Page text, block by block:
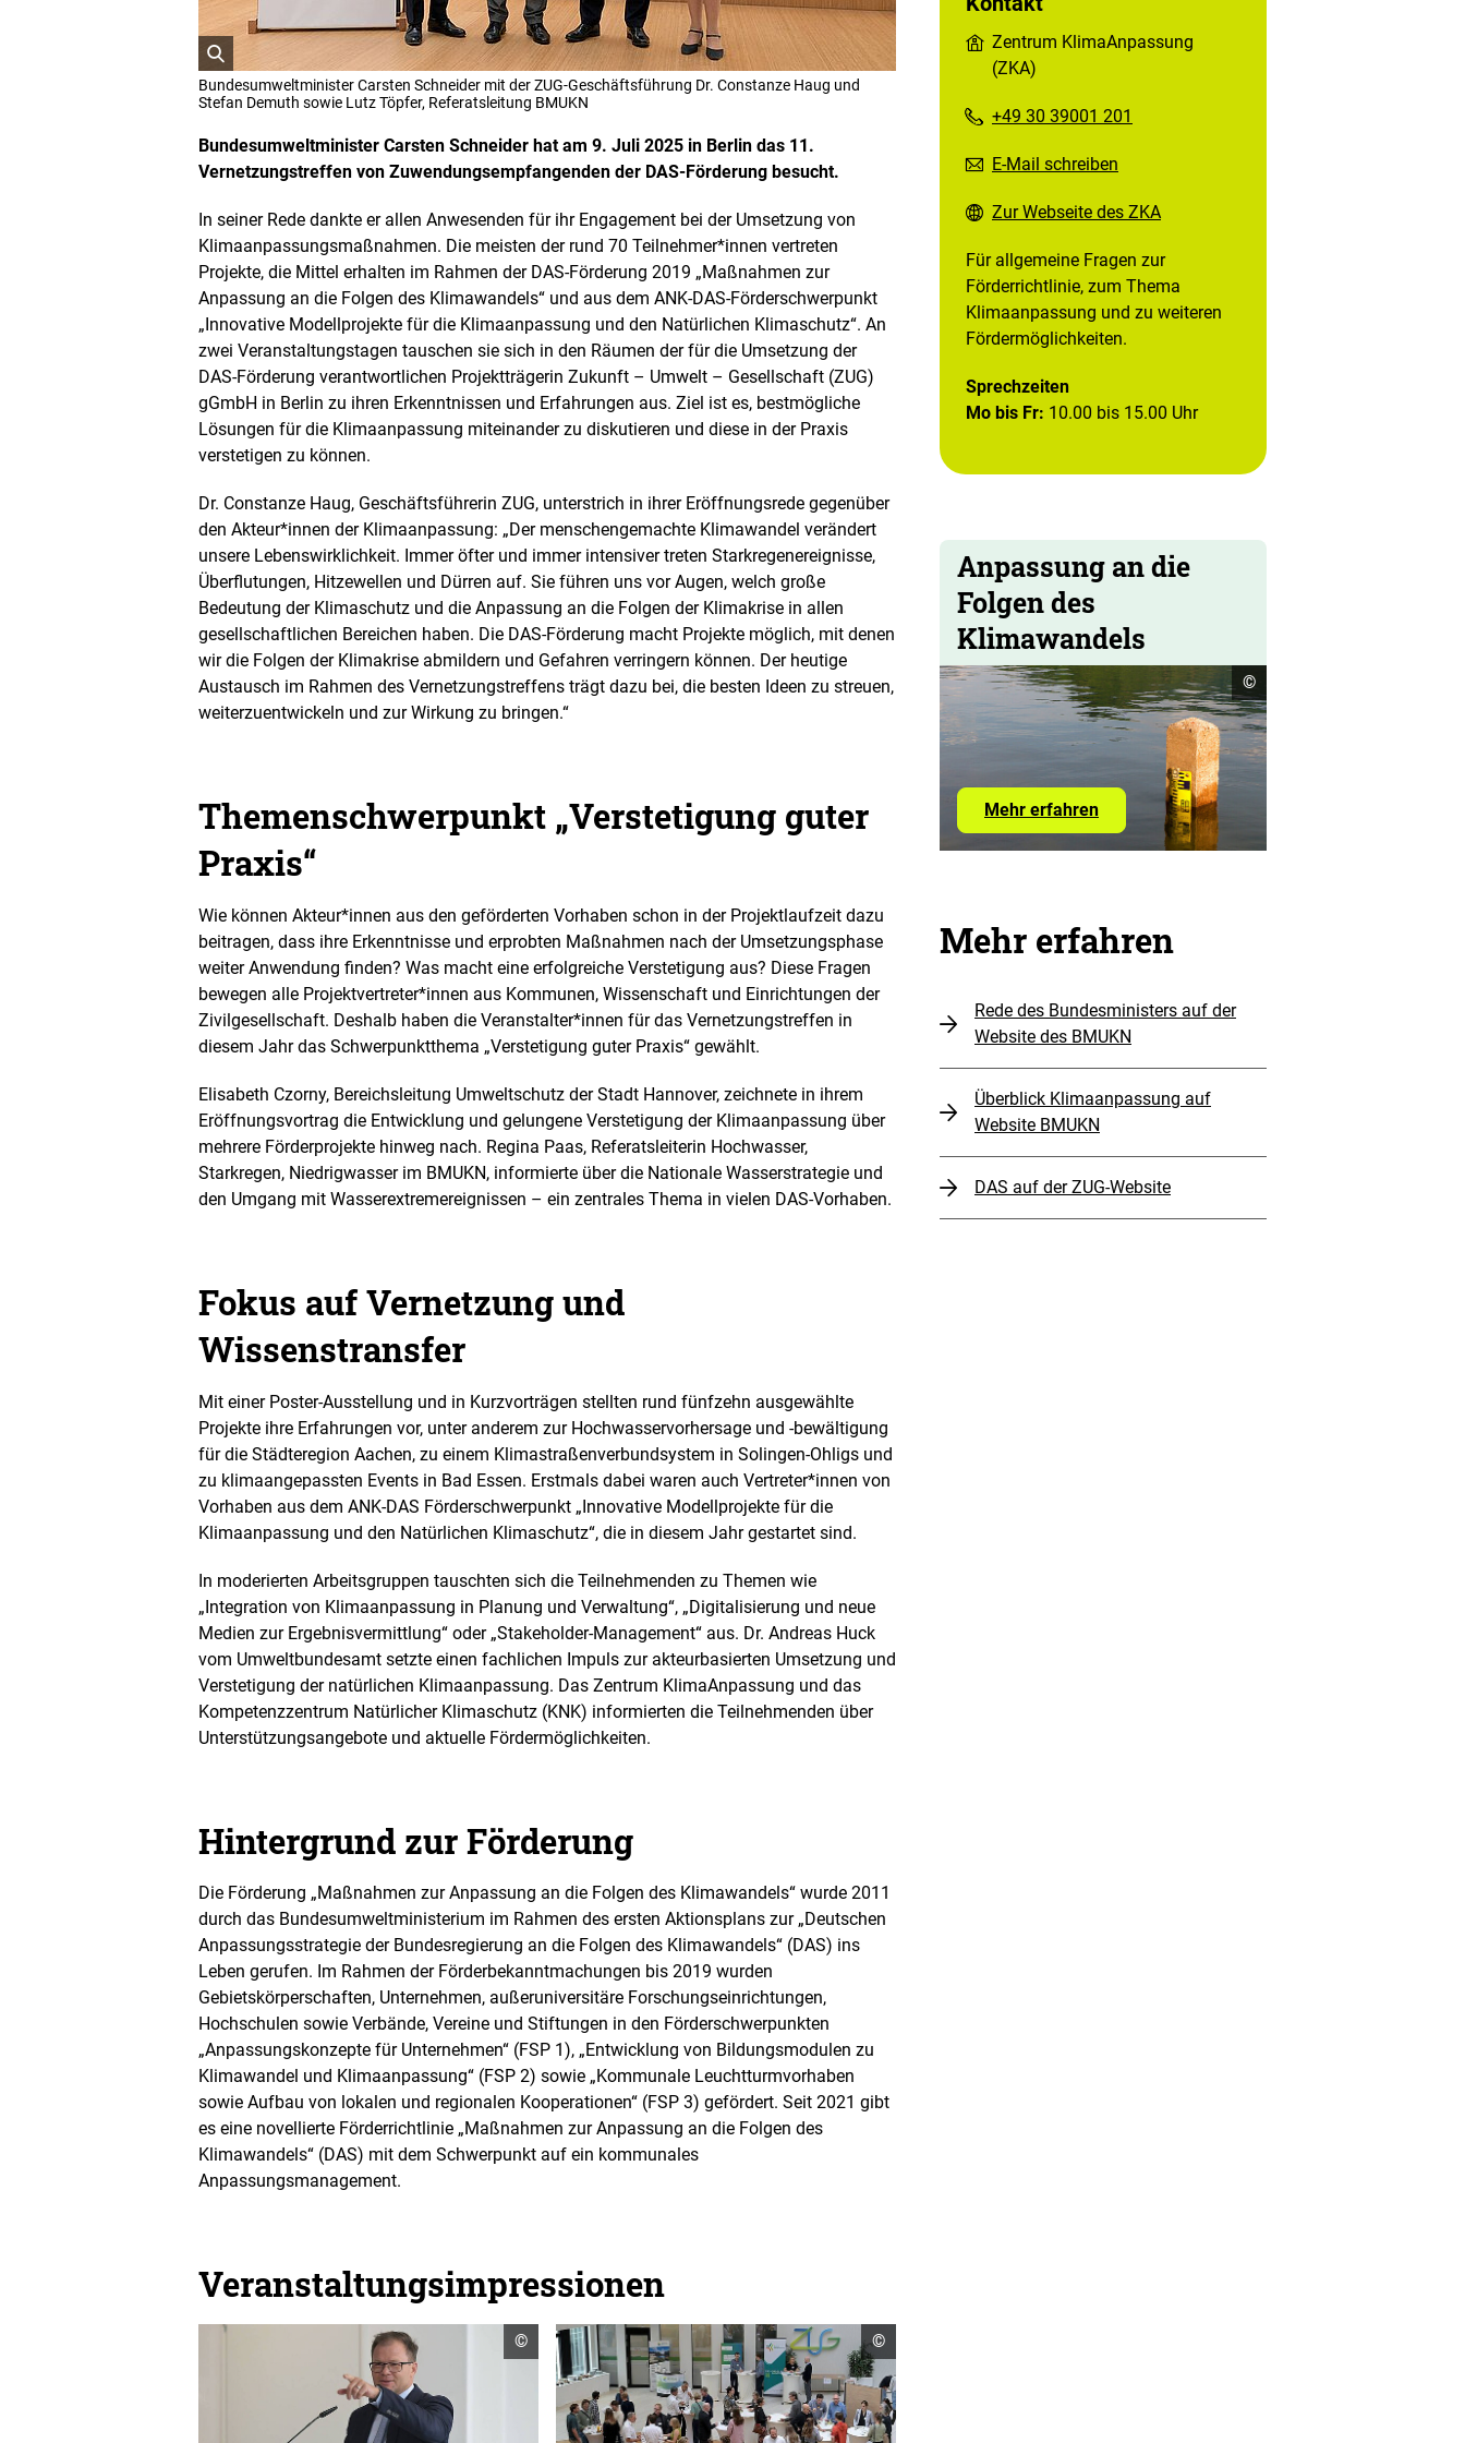
ö
f
n
e
t
i
l
d
n
e
i
n
r
v
e
g
r
ö
ß
e
r
t
e
n
D
r
l
u
n
o
n
Bundesumweltminister Carsten Schneider mit der ZUG-Geschäftsführung Dr. Constanze Haug und
Stefan Demuth sowie Lutz Töpfer, Referatsleitung BMUKN
Bundesumweltminister Carsten Schneider hat am 9. Juli 2025 in Berlin das 11.
Vernetzungstreffen von Zuwendungsempfangenden der DAS-Förderung besucht.
In seiner Rede dankte er allen Anwesenden für ihr Engagement bei der Umsetzung von
Klimaanpassungsmaßnahmen. Die meisten der rund 70 Teilnehmer*innen vertreten
Projekte, die Mittel erhalten im Rahmen der DAS-Förderung 2019 „Maßnahmen zur
Anpassung an die Folgen des Klimawandels“ und aus dem ANK-DAS-Förderschwerpunkt
„Innovative Modellprojekte für die Klimaanpassung und den Natürlichen Klimaschutz“. An
zwei Veranstaltungstagen tauschen sie sich in den Räumen der für die Umsetzung der
DAS-Förderung verantwortlichen Projektträgerin Zukunft – Umwelt – Gesellschaft (ZUG)
gGmbH in Berlin zu ihren Erkenntnissen und Erfahrungen aus. Ziel ist es, bestmögliche
Lösungen für die Klimaanpassung miteinander zu diskutieren und diese in der Praxis
verstetigen zu können.
Dr. Constanze Haug, Geschäftsführerin ZUG, unterstrich in ihrer Eröffnungsrede gegenüber
den Akteur*innen der Klimaanpassung: „Der menschengemachte Klimawandel verändert
unsere Lebenswirklichkeit. Immer öfter und immer intensiver treten Starkregenereignisse,
Überflutungen, Hitzewellen und Dürren auf. Sie führen uns vor Augen, welch große
Bedeutung der Klimaschutz und die Anpassung an die Folgen der Klimakrise in allen
gesellschaftlichen Bereichen haben. Die DAS-Förderung macht Projekte möglich, mit denen
wir die Folgen der Klimakrise abmildern und Gefahren verringern können. Der heutige
Austausch im Rahmen des Vernetzungstreffens trägt dazu bei, die besten Ideen zu streuen,
weiterzuentwickeln und zur Wirkung zu bringen.“
Themenschwerpunkt „Verstetigung guter
Praxis“
Wie können Akteur*innen aus den geförderten Vorhaben schon in der Projektlaufzeit dazu
beitragen, dass ihre Erkenntnisse und erprobten Maßnahmen nach der Umsetzungsphase
weiter Anwendung finden? Was macht eine erfolgreiche Verstetigung aus? Diese Fragen
bewegen alle Projektvertreter*innen aus Kommunen, Wissenschaft und Einrichtungen der
Zivilgesellschaft. Deshalb haben die Veranstalter*innen für das Vernetzungstreffen in
diesem Jahr das Schwerpunktthema „Verstetigung guter Praxis“ gewählt.
Elisabeth Czorny, Bereichsleitung Umweltschutz der Stadt Hannover, zeichnete in ihrem
Eröffnungsvortrag die Entwicklung und gelungene Verstetigung der Klimaanpassung über
mehrere Förderprojekte hinweg nach. Regina Paas, Referatsleiterin Hochwasser,
Starkregen, Niedrigwasser im BMUKN, informierte über die Nationale Wasserstrategie und
den Umgang mit Wasserextremereignissen – ein zentrales Thema in vielen DAS-Vorhaben.
Fokus auf Vernetzung und
Wissenstransfer
Mit einer Poster-Ausstellung und in Kurzvorträgen stellten rund fünfzehn ausgewählte
Projekte ihre Erfahrungen vor, unter anderem zur Hochwasservorhersage und -bewältigung
für die Städteregion Aachen, zu einem Klimastraßenverbundsystem in Solingen-Ohligs und
zu klimaangepassten Events in Bad Essen. Erstmals dabei waren auch Vertreter*innen von
Vorhaben aus dem ANK-DAS Förderschwerpunkt „Innovative Modellprojekte für die
Klimaanpassung und den Natürlichen Klimaschutz“, die in diesem Jahr gestartet sind.
In moderierten Arbeitsgruppen tauschten sich die Teilnehmenden zu Themen wie
„Integration von Klimaanpassung in Planung und Verwaltung“, „Digitalisierung und neue
Medien zur Ergebnisvermittlung“ oder „Stakeholder-Management“ aus. Dr. Andreas Huck
vom Umweltbundesamt setzte einen fachlichen Impuls zur akteurbasierten Umsetzung und
Verstetigung der natürlichen Klimaanpassung. Das Zentrum KlimaAnpassung und das
Kompetenzzentrum Natürlicher Klimaschutz (KNK) informierten die Teilnehmenden über
Unterstützungsangebote und aktuelle Fördermöglichkeiten.
Hintergrund zur Förderung
Die Förderung „Maßnahmen zur Anpassung an die Folgen des Klimawandels“ wurde 2011
durch das Bundesumweltministerium im Rahmen des ersten Aktionsplans zur „Deutschen
Anpassungsstrategie der Bundesregierung an die Folgen des Klimawandels“ (DAS) ins
Leben gerufen. Im Rahmen der Förderbekanntmachungen bis 2019 wurden
Gebietskörperschaften, Unternehmen, außeruniversitäre Forschungseinrichtungen,
Hochschulen sowie Verbände, Vereine und Stiftungen in den Förderschwerpunkten
„Anpassungskonzepte für Unternehmen“ (FSP 1), „Entwicklung von Bildungsmodulen zu
Klimawandel und Klimaanpassung“ (FSP 2) sowie „Kommunale Leuchtturmvorhaben
sowie Aufbau von lokalen und regionalen Kooperationen“ (FSP 3) gefördert. Seit 2021 gibt
es eine novellierte Förderrichtlinie „Maßnahmen zur Anpassung an die Folgen des
Klimawandels“ (DAS) mit dem Schwerpunkt auf ein kommunales
Anpassungsmanagement.
Veranstaltungsimpressionen
Copyright
Informationen
öffnen
©
Copyright
Informationen
öffnen
©
Zentrum KlimaAnpassung
(ZKA)
+49 30 39001 201
E-Mail schreiben
Zur Webseite des ZKA
Für allgemeine Fragen zur
Förderrichtlinie, zum Thema
Klimaanpassung und zu weiteren
Fördermöglichkeiten.
Sprechzeiten
Mo bis Fr: 10.00 bis 15.00 Uhr
Anpassung an die
Folgen des
Klimawandels
Mehr erfahrenMehr
erfahren
Copyright
Informationen
öffnen
©
Mehr erfahren
Rede des Bundesministers auf der
Website des BMUKN
Überblick Klimaanpassung auf
Website BMUKN
DAS auf der ZUG-Website